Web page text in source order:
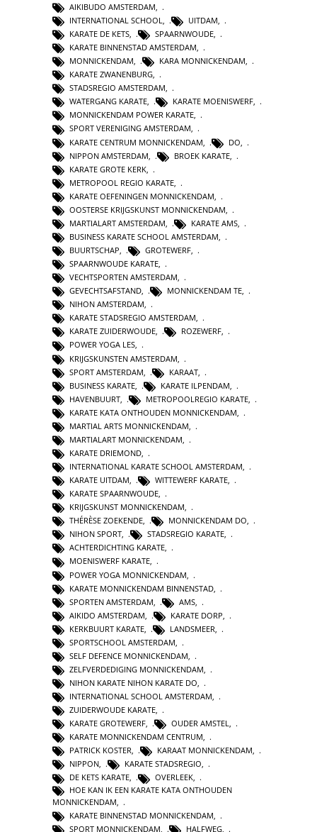
AIKIBUDO AMSTERDAM
INTERNATIONAL SCHOOL
UITDAM
KARATE DE KETS, SPAARNWOUDE,
KARATE BINNENSTAD AMSTERDAM,
MONNICKENDAM, KARA MONNICKENDAM,
KARATE ZWANENBURG,
STADSREGIO AMSTERDAM,
WATERGANG KARATE, KARATE MOENISWERF,
MONNICKENDAM POWER KARATE,
SPORT VERENIGING AMSTERDAM,
KARATE CENTRUM MONNICKENDAM
DO
NIPPON AMSTERDAM
BROEK KARATE
KARATE GROTE KERK
METROPOOL REGIO KARATE
KARATE OEFENINGEN MONNICKENDAM
OOSTERSE KRIJGSKUNST MONNICKENDAM
MARTIALART AMSTERDAM
KARATE AMS
BUSINESS KARATE SCHOOL AMSTERDAM
BUURTSCHAP, GROTEWERF,
SPAARNWOUDE KARATE,
VECHTSPORTEN AMSTERDAM,
GEVECHTSAFSTAND, MONNICKENDAM TE,
NIHON AMSTERDAM,
KARATE STADSREGIO AMSTERDAM,
KARATE ZUIDERWOUDE, ROZEWERF,
POWER YOGA LES,
KRIJGSKUNSTEN AMSTERDAM
SPORT AMSTERDAM
KARAAT
BUSINESS KARATE
KARATE ILPENDAM
HAVENBUURT
METROPOOLREGIO KARATE
KARATE KATA ONTHOUDEN MONNICKENDAM
MARTIAL ARTS MONNICKENDAM
MARTIALART MONNICKENDAM
KARATE DRIEMOND
INTERNATIONAL KARATE SCHOOL AMSTERDAM,
KARATE UITDAM, WITTEWERF KARATE,
KARATE SPAARNWOUDE,
KRIJGSKUNST MONNICKENDAM,
THÉRÈSE ZOEKENDE, MONNICKENDAM DO,
NIHON SPORT, STADSREGIO KARATE,
ACHTERDICHTING KARATE,
MOENISWERF KARATE,
POWER YOGA MONNICKENDAM
KARATE MONNICKENDAM BINNENSTAD
SPORTEN AMSTERDAM
AMS
AIKIDO AMSTERDAM
KARATE DORP
KERKBUURT KARATE
LANDSMEER
SPORTSCHOOL AMSTERDAM
SELF DEFENCE MONNICKENDAM
ZELFVERDEDIGING MONNICKENDAM
NIHON KARATE NIHON KARATE DO,
INTERNATIONAL SCHOOL AMSTERDAM,
ZUIDERWOUDE KARATE,
KARATE GROTEWERF, OUDER AMSTEL,
KARATE MONNICKENDAM CENTRUM,
PATRICK KOSTER, KARAAT MONNICKENDAM,
NIPPON, KARATE STADSREGIO,
DE KETS KARATE, OVERLEEK,
HOE KAN IK EEN KARATE KATA ONTHOUDEN
MONNICKENDAM
KARATE BINNENSTAD MONNICKENDAM
SPORT MONNICKENDAM
HALFWEG